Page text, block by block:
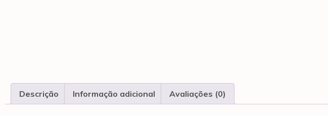
Descrição Informação adicional Avaliações (0)